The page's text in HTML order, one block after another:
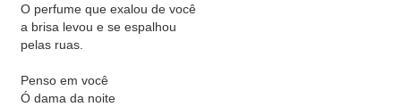
O perfume que exalou de você
a brisa levou e se espalhou
pelas ruas.
Penso em você
Ó dama da noite